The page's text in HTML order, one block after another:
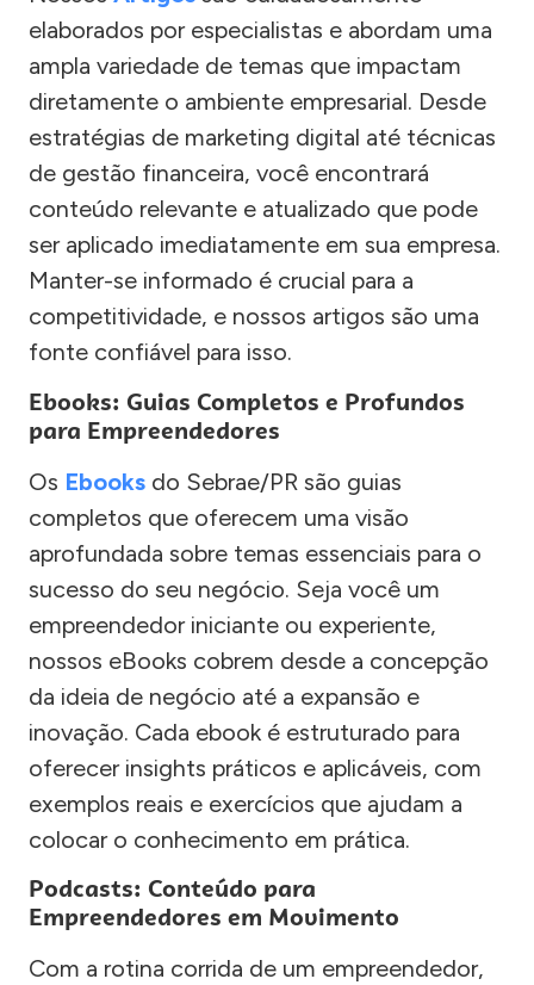
elaborados por especialistas e abordam uma
ampla variedade de temas que impactam
diretamente o ambiente empresarial. Desde
estratégias de marketing digital até técnicas
de gestão financeira, você encontrará
conteúdo relevante e atualizado que pode
ser aplicado imediatamente em sua empresa.
Manter-se informado é crucial para a
competitividade, e nossos artigos são uma
fonte confiável para isso.
Ebooks: Guias Completos e Profundos
para Empreendedores
Os Ebooks do Sebrae/PR são guias
completos que oferecem uma visão
aprofundada sobre temas essenciais para o
sucesso do seu negócio. Seja você um
empreendedor iniciante ou experiente,
nossos eBooks cobrem desde a concepção
da ideia de negócio até a expansão e
inovação. Cada ebook é estruturado para
oferecer insights práticos e aplicáveis, com
exemplos reais e exercícios que ajudam a
colocar o conhecimento em prática.
Podcasts: Conteúdo para
Empreendedores em Movimento
Com a rotina corrida de um empreendedor,